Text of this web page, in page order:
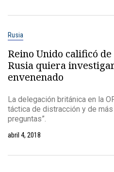
Rusia
Reino Unido calificó
Rusia quiera
envenenado
La delegación británica en la
táctica de distracción y de
preguntas”.
abril 4, 2018